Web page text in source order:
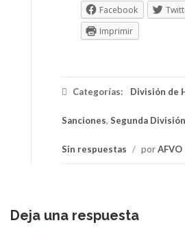
Facebook
Imprimir
Categorías: División de
Sanciones, Segunda División
Sin respuestas / porAFVO
Deja una respuesta